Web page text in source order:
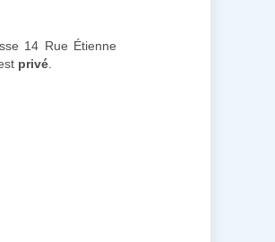
14 Rue Étienne
privé